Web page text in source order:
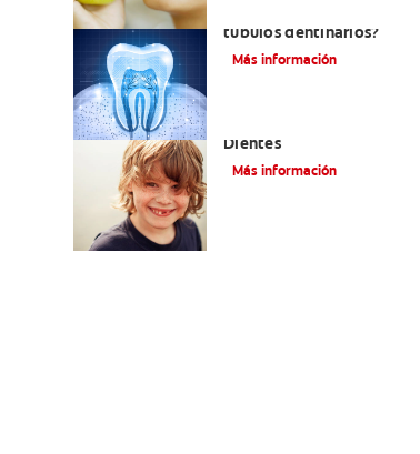
túbulos dentinarios?
Más información
Dientes
Más información